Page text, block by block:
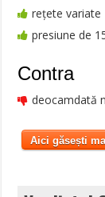
rețete variate
presiune de
Contra
deocamdată
Aici găsești